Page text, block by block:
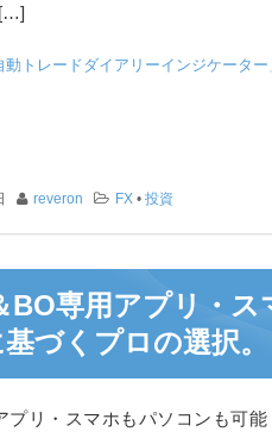
[…]
トレードダイアリーインジケーター
reveron FX • 投資
BO専用アプリ・
づくプロの選択。
プリ・スマホもパソコンも可能